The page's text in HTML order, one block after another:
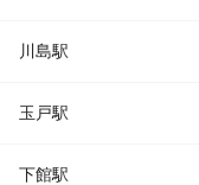
川島駅
玉戸駅
下館駅